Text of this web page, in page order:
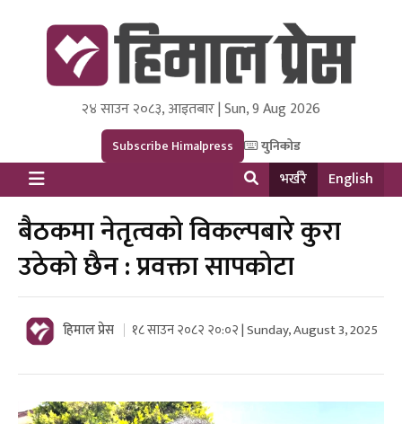
Himal Press
Dot NewsyNepal Media and Research Pvt Ltd.
२४ साउन २०८३, आइतबार | Sun, 9 Aug 2026
Subscribe Himalpress युनिकोड
भर्खरै English
बैठकमा नेतृत्वको विकल्पबारे कुरा
उठेको छैन : प्रवक्ता सापकोटा
हिमाल प्रेस १८ साउन २०८२ २०:०२ | Sunday, August 3, 2025